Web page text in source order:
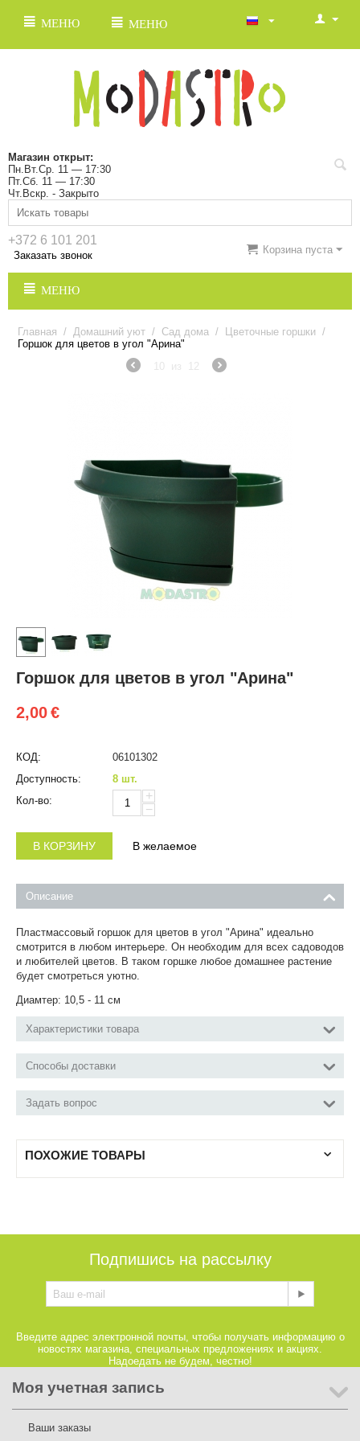
МЕНЮ МЕНЮ
Магазин открыт:
Пн.Вт.Ср. 11 — 17:30
Пт.Сб. 11 — 17:30
Чт.Вскр. - Закрыто
+372 6 101 201
Заказать звонок Корзина пуста
МЕНЮ
Главная / Домашний уют / Сад дома / Цветочные горшки /
Горшок для цветов в угол "Арина"
10
из 12
Горшок для цветов в угол "Арина"
2,00€
КОД:
06101302
Доступность:
8 шт.
Кол-во:
+
−
В КОРЗИНУ В желаемое
Описание
Пластмассовый горшок для цветов в угол "Арина" идеально
смотрится в любом интерьере. Он необходим для всех садоводов
и любителей цветов. В таком горшке любое домашнее растение
будет смотреться уютно.
Диамтер: 10,5 - 11 см
Характеристики товара
Способы доставки
Задать вопрос
ПОХОЖИЕ ТОВАРЫ
Подпишись на рассылку
Введите адрес электронной почты, чтобы получать информацию о
новостях магазина, специальных предложениях и акциях.
Надоедать не будем, честно!
Моя учетная запись
Ваши заказы